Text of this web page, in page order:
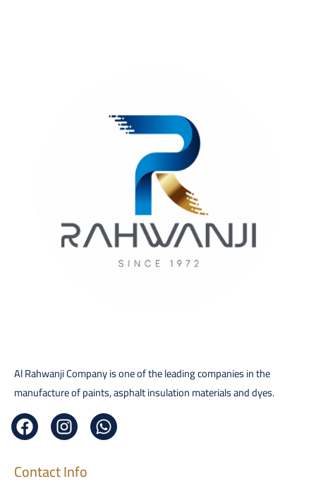
Al Rahwanji Company is one of the leading companies in the
manufacture of paints, asphalt insulation materials and dyes.
Contact Info